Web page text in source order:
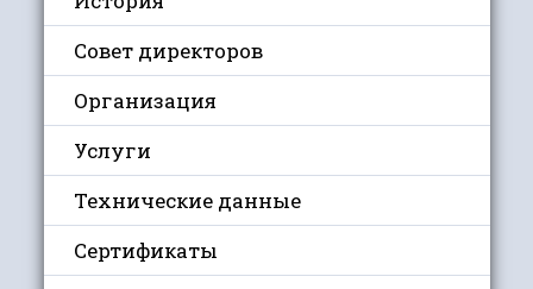
Совет директоров
Организация
Услуги
Технические данные
Сертификаты